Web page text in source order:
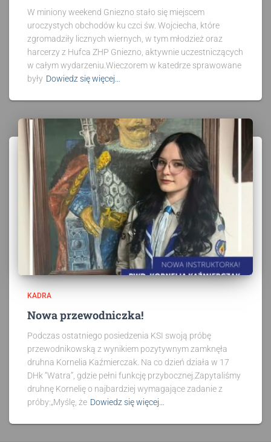
W miniony weekend Gniezno stało się miejscem
uroczystych obchodów ku czci św. Wojciecha, które
zgromadziły licznych wiernych, w tym młodzież oraz
harcerzy z Hufca ZHP Gniezno, aktywnie uczestniczących
w całym wydarzeniu.Wieczorem w katedrze sprawowane
były Dowiedz się więcej…
KADRA
Nowa przewodniczka!
Podczas ostatniego posiedzenia KSI swoją próbę
przewodnikowską z wynikiem pozytywnym zamknęła
druhna Kornelia Kaźmierczak. Na co dzień działa w 17
DHk “Watra”, gdzie pełni funkcję przybocznej.Zapytaliśmy
druhnę Kornelię o najbardziej wymagające zadanie z
próby:„Myślę, że Dowiedz się więcej…